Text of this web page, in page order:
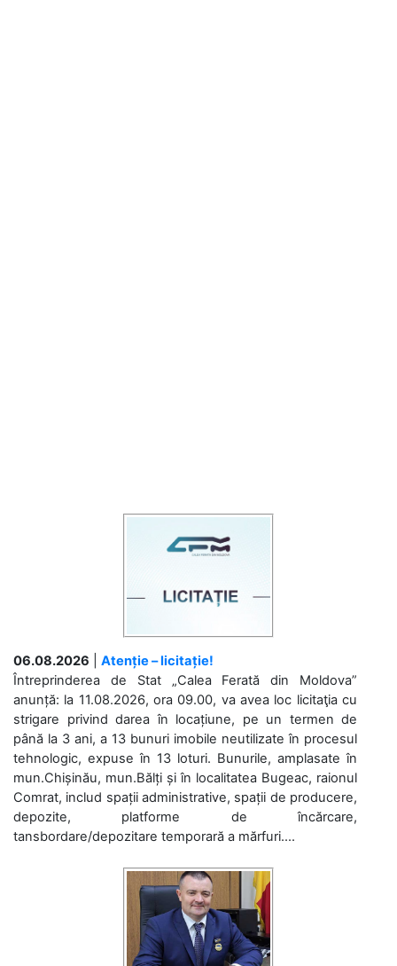
06.08.2026
Atenție – licitație!
Întreprinderea de Stat „Calea Ferată din Moldova”
anunță: la 11.08.2026, ora 09.00, va avea loc licitaţia cu
strigare privind darea în locațiune, pe un termen de
până la 3 ani, a 13 bunuri imobile neutilizate în procesul
tehnologic, expuse în 13 loturi. Bunurile, amplasate în
mun.Chișinău, mun.Bălți și în localitatea Bugeac, raionul
Comrat, includ spații administrative, spații de producere,
depozite, platforme de încărcare,
tansbordare/depozitare temporară a mărfuri....